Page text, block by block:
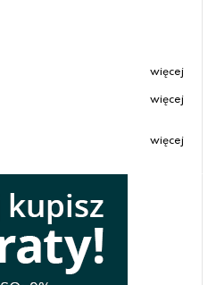
więcej
więcej
więcej